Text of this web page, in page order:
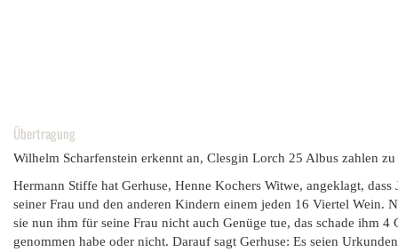
Übertragung
Wilhelm Scharfenstein erkennt an, Clesgin Lorch 25 Albus zahlen
Hermann Stiffe hat Gerhuse, Henne Kochers Witwe, angeklagt,
seiner Frau und den anderen Kindern einem jeden 16 Viertel Wein.
sie nun ihm für seine Frau nicht auch Genüge tue, das schade ihm
genommen habe oder nicht. Darauf sagt Gerhuse: Es seien